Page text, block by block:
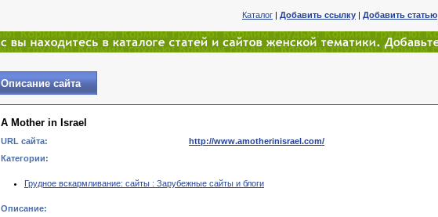
Каталог | Добавить ссылку | Добавить статью
Описание сайта
A Mother in Israel
URL сайта:
http://www.amotherinisrael.com/
Категории:
Грудное вскармливание: сайты : Зарубежные сайты и блоги
Описание: